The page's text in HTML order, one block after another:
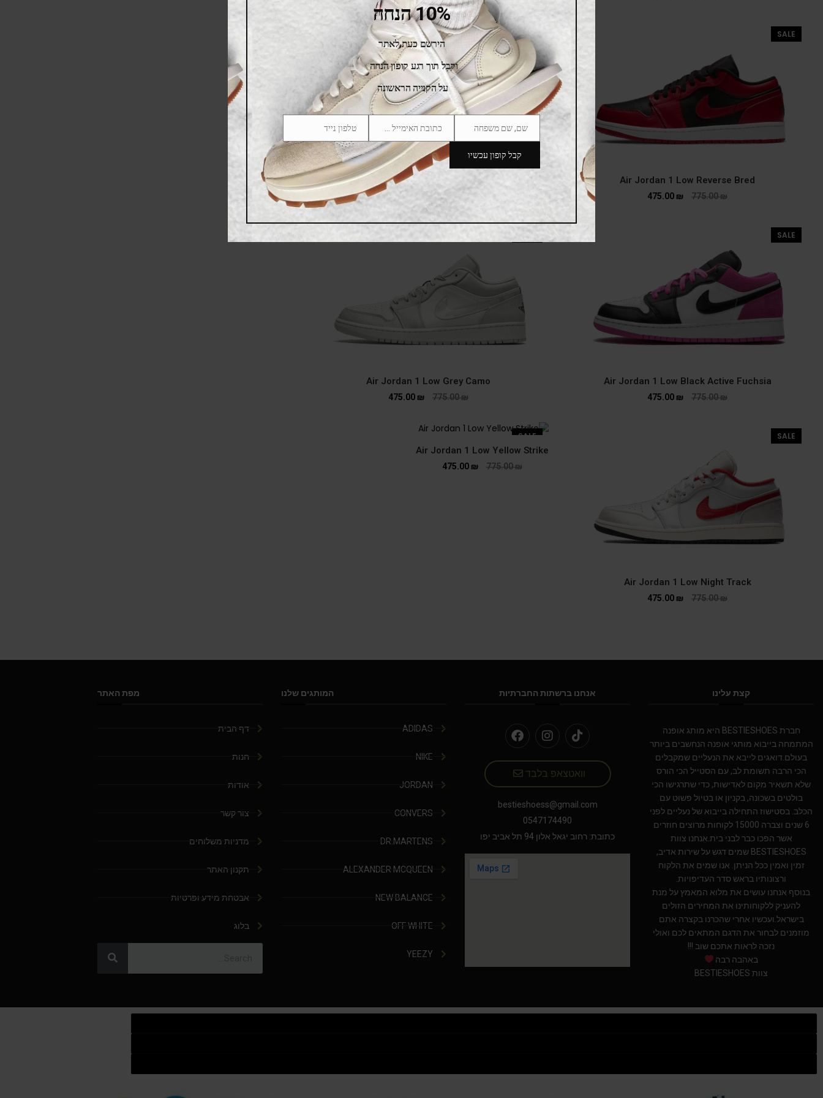
SALE
Air Jordan 1 Low Reverse Bred
775.00₪
475.00 ₪
SALE
Air Jordan 1 Low Crimson Tint
775.00
475.00
SALE
Air Jordan 1 Low Black Active Fuchsia
775.00₪
475.00 ₪
Air Jordan 1 Low Grey Camo
775.00₪
475.00 ₪
SALE
Air Jordan 1 Low Night Track
775.00₪
475.00 ₪
SALE
Air Jordan 1 Low Yellow Strike
775.00₪
475.00 ₪
קצת עלינו
חברת BESTIESHOES היא מותג אופנה
המתמחה בייבוא מותגי אופנה הנחשבים ביותר
בעולם.דואגים לייבא את הנעליים שמקבלים
הכי הרבה תשומת לב, עם הסטייל הכי הורס
שלא תשאיר מקום לאדישות, כדי שתרגישו הכי
בולטים בשכונה, בקניון או בטיול פשוט עם
הכלב. בסטישוז התחילה בייבוא של נעליים לפני
6 שנים וצברה 15000 לקוחות מרוצים חוזרים
אשר הפכו כבר לבני בית.אנחנו צוות
BESTIESHOES שמים דגש על שירות אדיב,
זמין ואמין ככל הניתן. אנו שמים את הלקוח
ורצונותיו בראש סדר העדיפויות.
בנוסף אנחנו עושים את מלוא המאמץ על מנת
להעניק ללקוחותינו את המחירים הזולים
בישראל.ועכשיו אחרי שהכרנו בקצרה אתם
מוזמנים לבחור את הדגם המתאים לכם ואולי
נזכה לראות אתכם שוב !!!
באהבה רבה
צוות BESTIESHOES
אנחנו ברשתות החברתיות
וואטצאפ בלבד
bestieshoess@gmail.com
0547174490
כתובת: רחוב יגאל אלון 94 תל אביב יפו
המותגים שלנו
ADIDAS
NIKE
JORDAN
CONVERS
DR.MARTENS
ALEXANDER MCQUEEN
NEW BALANCE
OFF WHITE
YEEZY
מפת האתר
דף הבית
חנות
אודות
צור קשר
מדניות משלוחים
תקנון האתר
אבטחת מידע ופרטיות
בלוג
10% הנחה
הירשם כעת לאתר
וקבל תוך רגע קופון הנחה
על הקנייה הראשונה
Name
שם, שם משפחה Email
Phone
Number
טלפון נייד
קבל קופון עכשיו